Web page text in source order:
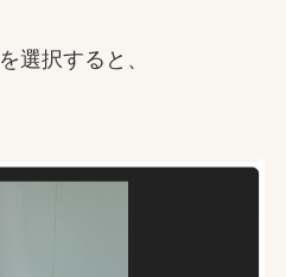
を選択すると、